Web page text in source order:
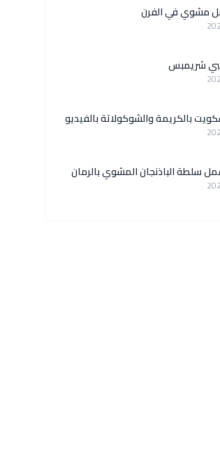
مشوي في الفرن
شريمبس
بالكريمة والشوكولاتة بالفيديو
سلطة الباذنجان المشوي بالرمان